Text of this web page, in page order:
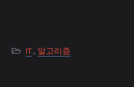
IT, 알고리즘